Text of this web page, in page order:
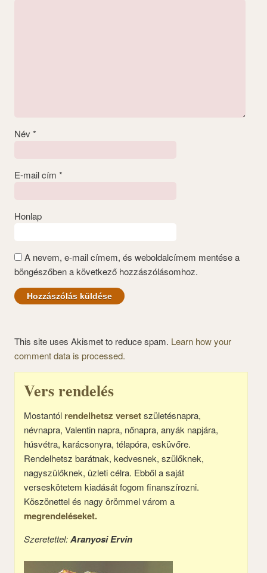
Név *
E-mail cím *
Honlap
A nevem, e-mail címem, és weboldalcímem mentése a
böngészőben a következő hozzászólásomhoz.
This site uses Akismet to reduce spam. Learn how your
comment data is processed.
Vers rendelés
Mostantól rendelhetsz versetszületésnapra,
névnapra, Valentin napra, nőnapra, anyák napjára,
húsvétra, karácsonyra, télapóra, esküvőre.
Rendelhetsz barátnak, kedvesnek, szülőknek,
nagyszülőknek, üzleti célra. Ebből a saját
verseskötetem kiadását fogom finanszírozni.
Köszönettel és nagy örömmel várom a
megrendeléseket.
Szeretettel:Aranyosi Ervin